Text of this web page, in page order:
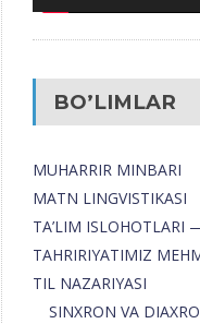
BO’LIMLAR
MUHARRIR MINBARI
MATN LINGVISTIKASI
TA’LIM ISLOHOTLARI
TAHRIRIYATIMIZ
TIL NAZARIYASI
SINXRON VA